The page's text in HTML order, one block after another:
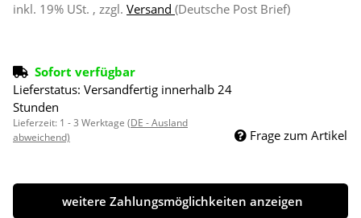
inkl. 19% USt. , zzgl. Versand (Deutsche Post Brief)
Sofort verfügbar
Lieferstatus: Versandfertig innerhalb 24
Stunden
Lieferzeit: 1 - 3 Werktage (DE - Ausland
abweichend)
Frage zum Artikel
weitere Zahlungsmöglichkeiten anzeigen